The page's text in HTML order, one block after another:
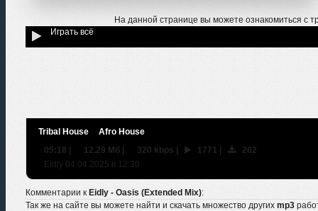
На данной странице вы можете ознакомиться с
Играть всё
Tribal House
Afro House
05:18 | 12.29 Мб | 320 kbps | 1771 |
262
Eidly 04.04.2025 в 12:30
Комментарии к Eidly - Oasis (Extended Mix):
Так же на сайте вы можете найти и скачать множество других mp3